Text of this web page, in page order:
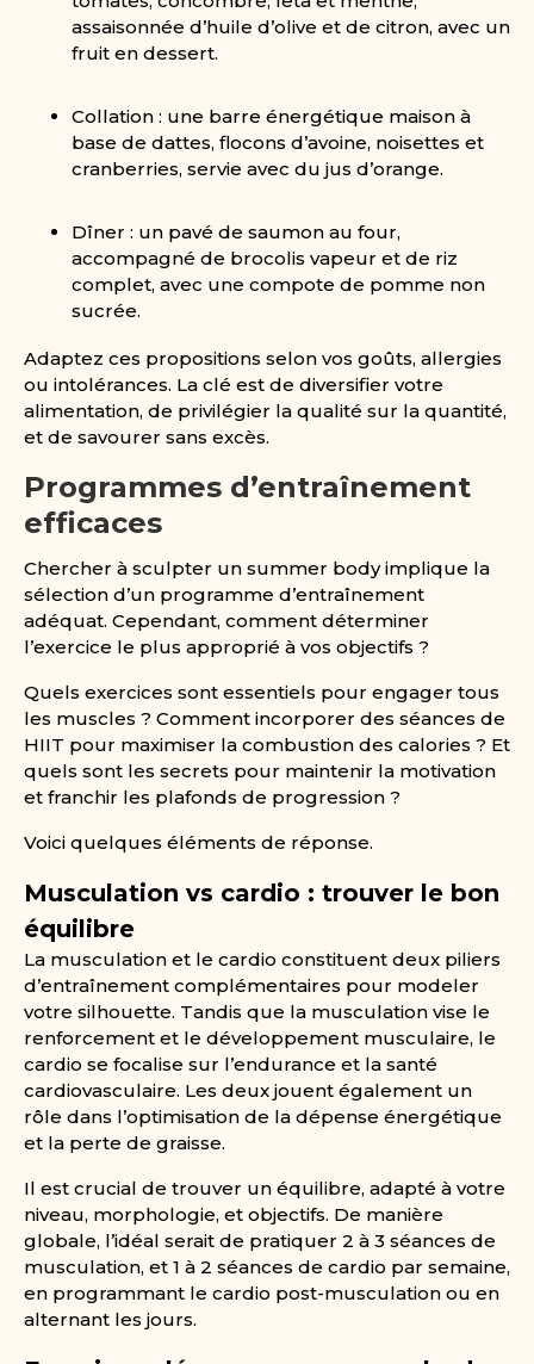
assaisonnée d’huile d’olive et de citron, avec un
fruit en dessert.
Collation : une barre énergétique maison à
base de dattes, flocons d’avoine, noisettes et
cranberries, servie avec du jus d’orange.
Dîner : un pavé de saumon au four,
accompagné de brocolis vapeur et de riz
complet, avec une compote de pomme non
sucrée.
Adaptez ces propositions selon vos goûts, allergies
ou intolérances. La clé est de diversifier votre
alimentation, de privilégier la qualité sur la quantité,
et de savourer sans excès.
Programmes d’entraînement
efficaces
Chercher à sculpter un summer body implique la
sélection d’un programme d’entraînement
adéquat. Cependant, comment déterminer
l’exercice le plus approprié à vos objectifs ?
Quels exercices sont essentiels pour engager tous
les muscles ? Comment incorporer des séances de
HIIT pour maximiser la combustion des calories ? Et
quels sont les secrets pour maintenir la motivation
et franchir les plafonds de progression ?
Voici quelques éléments de réponse.
Musculation vs cardio : trouver le bon
équilibre
La musculation et le cardio constituent deux piliers
d’entraînement complémentaires pour modeler
votre silhouette. Tandis que la musculation vise le
renforcement et le développement musculaire, le
cardio se focalise sur l’endurance et la santé
cardiovasculaire. Les deux jouent également un
rôle dans l’optimisation de la dépense énergétique
et la perte de graisse.
Il est crucial de trouver un équilibre, adapté à votre
niveau, morphologie, et objectifs. De manière
globale, l’idéal serait de pratiquer 2 à 3 séances de
musculation, et 1 à 2 séances de cardio par semaine,
en programmant le cardio post-musculation ou en
alternant les jours.